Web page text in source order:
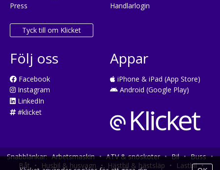
Press
Tyck till om Klicket
Handlarlogin
Följ oss
Facebook
Instagram
LinkedIn
#klicket
Appar
iPhone & iPad (App Store)
Android (Google Play)
Snabblänkar: Arbetsmaskin • ATV & snöskoter • Bil • Buss •
Båt • Husbil & husvagn • Hästbil & hästsläp • Lastbil •